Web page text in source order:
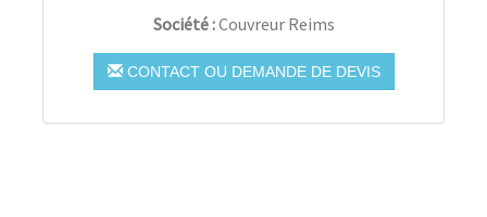
Société :Couvreur Reims
CONTACT OU DEMANDE DE DEVIS